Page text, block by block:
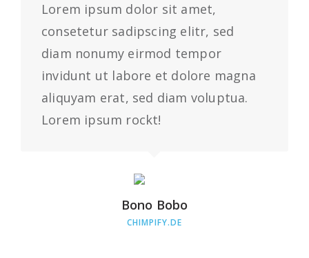
Lorem ipsum dolor sit amet,
consetetur sadipscing elitr, sed
diam nonumy eirmod tempor
invidunt ut labore et dolore magna
aliquyam erat, sed diam voluptua.
Lorem ipsum rockt!
Bono Bobo
CHIMPIFY.DE